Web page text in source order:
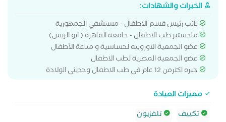
الخبرات والشهادات:
نائب رئيس قسم الاطفال - مستشفي الجمهورية
ماجستير طب الاطفال - جامعة القاهرة ( ابو الريش)
عضو الجمعية الاوروبيه لحساسية و مناعة الأطفال
عضو الجمعية المصرية لطب الاطفال
خبره اكثرمن 12 عام في طب الاطفال وحديثي الولادة
مميزات العيادة
تكييف
تلفزيون